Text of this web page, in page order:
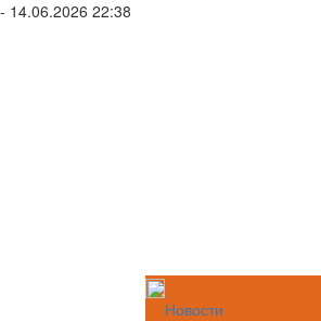
- 14.06.2026 22:38
Новости